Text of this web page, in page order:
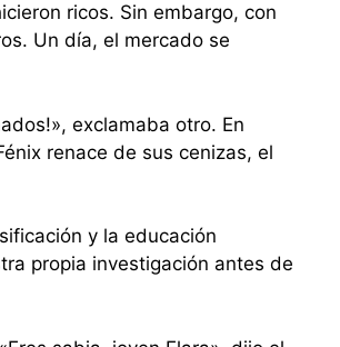
ricos. Sin embargo, con
Un día, el mercado se
exclamaba otro. En
renace de sus cenizas, el
y la educación
propia investigación antes de